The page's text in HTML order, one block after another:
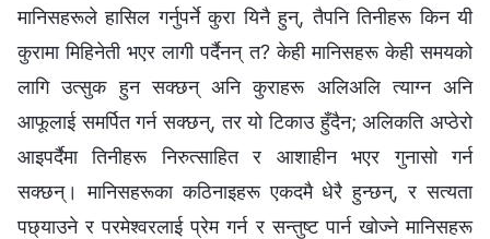
मानिसहरूले हासिल गर्नुपर्ने कुरा यिनै हुन्, तैपनि तिनीहरू किन यी
कुरामा मिहिनेती भएर लागी पर्दैनन् त? केही मानिसहरू केही समयको
लागि उत्सुक हुन सक्छन् अनि कुराहरू अलिअलि त्याग्न अनि
आफूलाई समर्पित गर्न सक्छन्, तर यो टिकाउ हुँदैन; अलिकति अप्ठेरो
आइपर्दैमा तिनीहरू निरुत्साहित र आशाहीन भएर गुनासो गर्न
सक्छन्। मानिसहरूका कठिनाइहरू एकदमै धेरै हुन्छन्, र सत्यता
पछ्याउने र परमेश्‍वरलाई प्रेम गर्न र सन्तुष्ट पार्न खोज्ने मानिसहरू